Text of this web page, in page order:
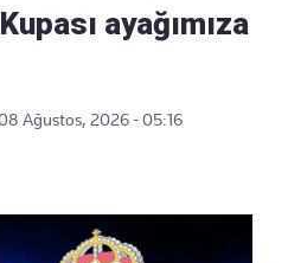
ayağımıza
Ağustos, 2026 - 05:16